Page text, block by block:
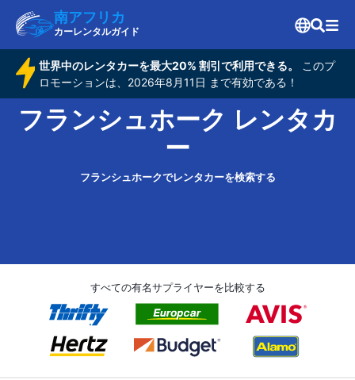
南アフリカ
カーレンタルガイド
世界中のレンタカーを最大20% 割引で利用できる。
このプ
ロモーションは、2026年8月11日 まで有効である！
フランシュホーク レンタカ
ー
フランシュホークでレンタカーを検索する
すべての有名サプライヤーを比較する